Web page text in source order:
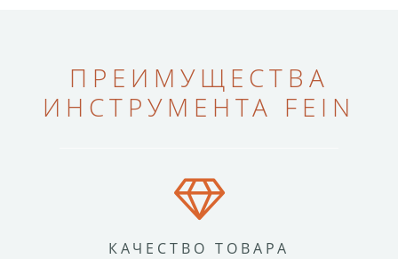
ПРЕИМУЩЕСТВА
ИНСТРУМЕНТА FEIN
КАЧЕСТВО ТОВАРА